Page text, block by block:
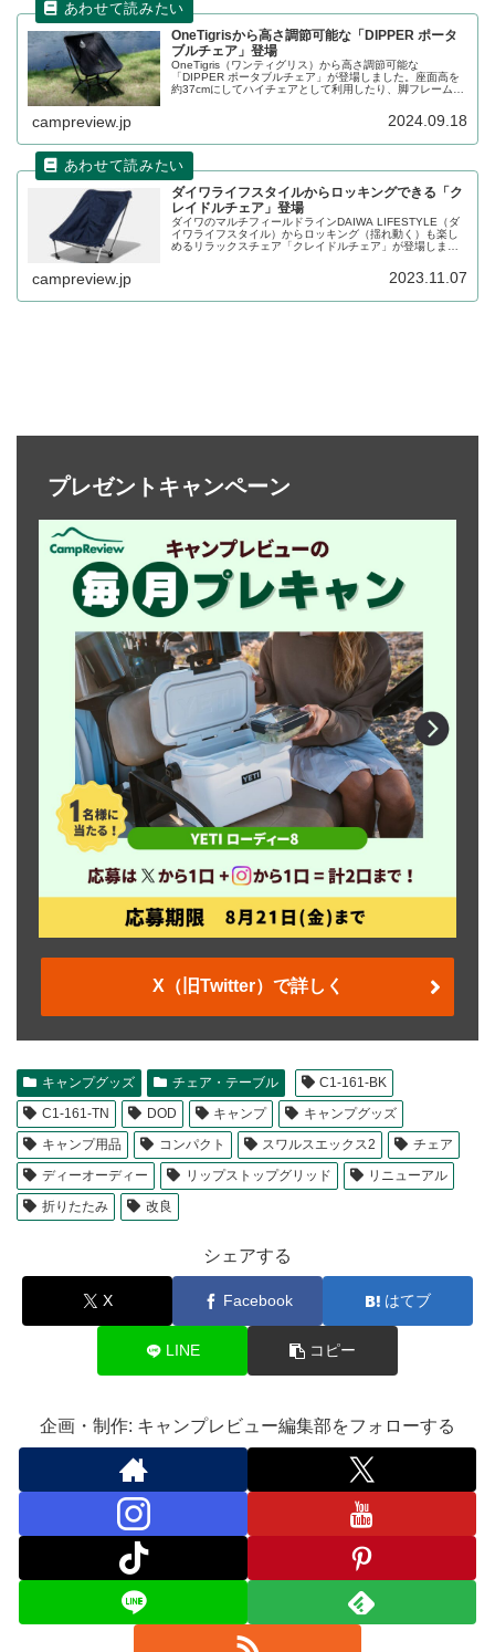
OneTigrisから高さ調節可能な「DIPPER ポータ
ブルチェア」登場
OneTigris（ワンティグリス）から高さ調節可能な
「DIPPER ポータブルチェア」が登場しました。座面高を
約37cmにしてハイチェアとして利用したり、脚フレームを
campreview.jp 2024.09.18
ダイワライフスタイルからロッキングできる「ク
レイドルチェア」登場
ダイワのマルチフィールドラインDAIWA LIFESTYLE（ダ
イワライフスタイル）からロッキング（揺れ動く）も楽し
めるリラックスチェア「クレイドルチェア」が登場しまし
がハイとローの二段階になる設計のチェアです。詳細をレ
campreview.jp 2023.11.07
プレゼントキャンペーン
X（旧Twitter）で詳しく
キャンプグッズ チェア・テーブル
C1-161-BK
C1-161-TN
DOD キャンプ
キャンプグッズ
キャンプ用品
コンパクト スワルスエックス2
チェア
ディーオーディー
リップストップグリッド
リニューアル
折りたたみ
改良
シェアする
X Facebook はてブ
LINE コピー
企画・制作: キャンプレビュー編集部をフォローする